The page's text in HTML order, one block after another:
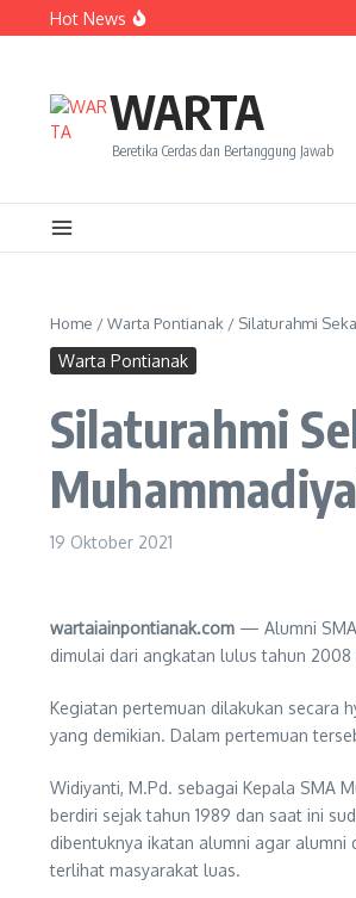
Lewati ke konten
Hot News
Amanah Baru Arskal Salim
WARTA
Beretika Cerdas dan Bertanggung Jawab
Home /Warta Pontianak / Silaturahmi
Warta Pontianak
Silaturahmi
19 Oktober 2021
wartaiainpontianak.com — Alumni
dimulai dari angkatan lulus tahun 2008
Kegiatan pertemuan dilakukan secara
yang demikian. Dalam pertemuan
Widiyanti, M.Pd. sebagai Kepala SMA
berdiri sejak tahun 1989 dan saat ini
dibentuknya ikatan alumni agar
terlihat masyarakat luas.